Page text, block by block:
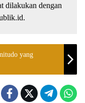
dilakukan dengan
yang